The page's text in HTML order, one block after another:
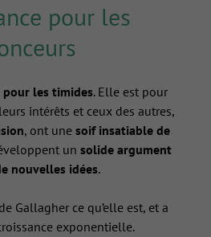
pour les
pour les timides. Elle est pour
intérêts et ceux des autres,
, ont une soif insatiable de
un solide argument
nouvelles idées.
Gallagher ce qu’elle est, et a
exponentielle.